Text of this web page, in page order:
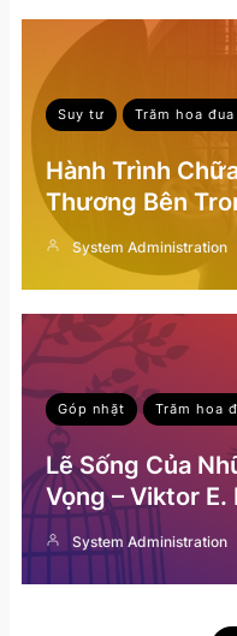
Suy tư Trăm hoa đua
Hành Trình
Thương Bên
System Administration
Góp nhặt Trăm hoa
Lẽ Sống Của
Vọng – Viktor E.
System Administration